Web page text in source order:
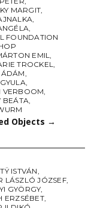
MARGIT,
,
,
FOUNDATION
EMIL,
TROCKEL,
ÁDÁM,
,
VERBOOM,
BEÁTA,
Objects →
ISTVÁN,
LÁSZLÓ JÓZSEF,
GYÖRGY,
ERZSÉBET,